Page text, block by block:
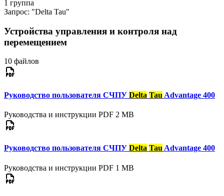
1 группа
Запрос: "Delta Tau"
Устройства управления и контроля над
перемещением
10 файлов
Руководство пользователя СЧПУ Delta Tau Advantage 400
Руководства и инструкции PDF 2 MB
Руководство пользователя СЧПУ Delta Tau Advantage 400
Руководства и инструкции PDF 1 MB